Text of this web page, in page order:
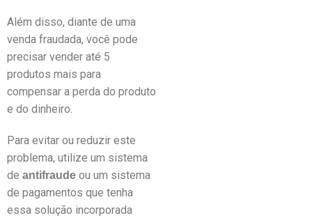
Além disso, diante de uma
venda fraudada, você pode
precisar vender até 5
produtos mais para
compensar a perda do produto
e do dinheiro.
Para evitar ou reduzir este
problema, utilize um sistema
de antifraude ou um sistema
de pagamentos que tenha
essa solução incorporada